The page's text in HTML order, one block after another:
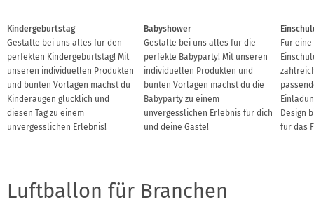
Kindergeburtstag
Gestalte bei uns alles für den
perfekten Kindergeburtstag! Mit
unseren individuellen Produkten
und bunten Vorlagen machst du
Kinderaugen glücklich und
diesen Tag zu einem
unvergesslichen Erlebnis!
Babyshower
Gestalte bei uns alles für die
perfekte Babyparty! Mit unseren
individuellen Produkten und
bunten Vorlagen machst du die
Babyparty zu einem
unvergesslichen Erlebnis für dich
und deine Gäste!
Für
Design
für das
Luftballon für Branchen